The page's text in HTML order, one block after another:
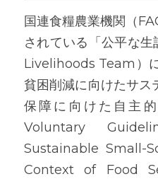
国連食糧農業機関（
されている「公平な
Livelihoods Team）
貧困削減に向けたサス
保障に向けた自主
Voluntary
Sustainable Small-
Context of Food